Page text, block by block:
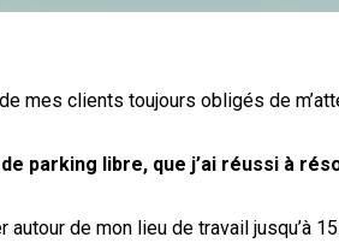
mes clients toujours obligés de
parking libre, que j’ai réussi à
de mon lieu de travail jusqu’à